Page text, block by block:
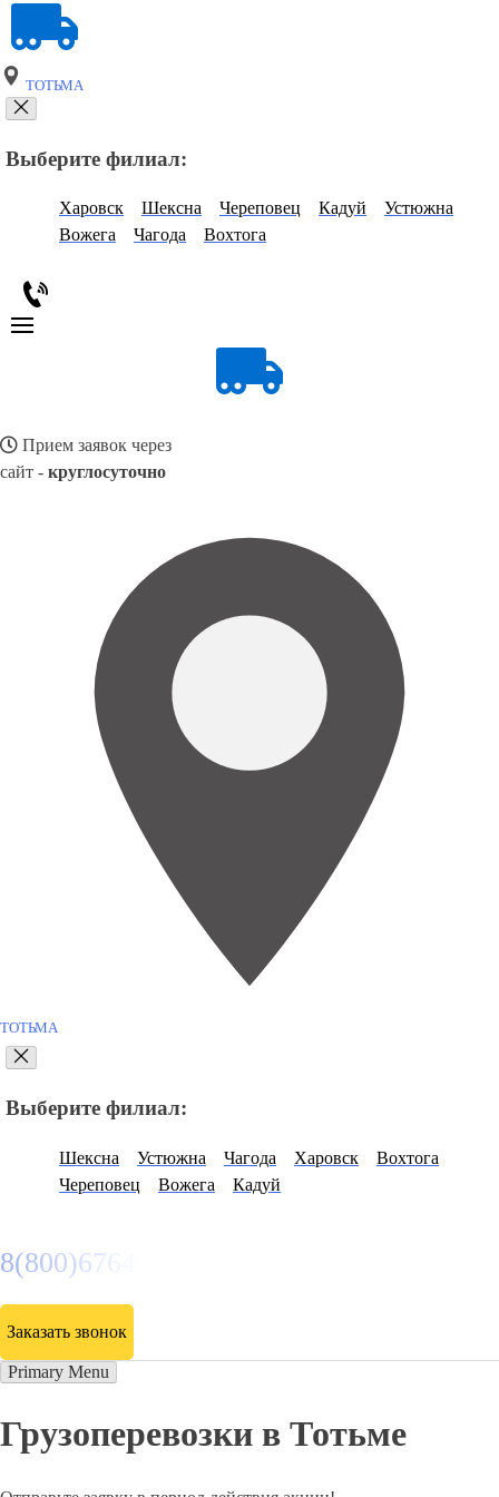
ТОТЬМА
Выберите филиал:
Харовск Шексна Череповец Кадуй
Устюжна
Вожега
Чагода Вохтога
Прием заявок через
сайт - круглосуточно
ТОТЬМА
Выберите филиал:
Шексна Устюжна Чагода Харовск
Вохтога
Череповец
Вожега Кадуй
8(800)6764935
Заказать звонок
Primary Menu
Грузоперевозки в Тотьме